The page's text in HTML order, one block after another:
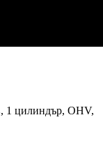
1 цилиндър, OHV,